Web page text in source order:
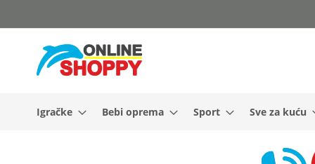
to
Content
Igračke Bebi oprema Sport Sve za kuću